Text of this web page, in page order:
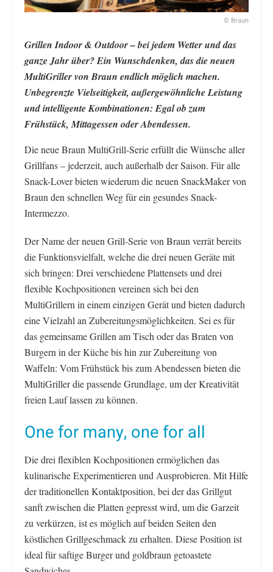
© Braun
Grillen Indoor & Outdoor – bei jedem Wetter und das
ganze Jahr über? Ein Wunschdenken, das die neuen
MultiGriller von Braun endlich möglich machen.
Unbegrenzte Vielseitigkeit, außergewöhnliche Leistung
und intelligente Kombinationen: Egal ob zum
Frühstück, Mittagessen oder Abendessen.
Die neue Braun MultiGrill-Serie erfüllt die Wünsche aller
Grillfans – jederzeit, auch außerhalb der Saison. Für alle
Snack-Lover bieten wiederum die neuen SnackMaker von
Braun den schnellen Weg für ein gesundes Snack-
Intermezzo.
Der Name der neuen Grill-Serie von Braun verrät bereits
die Funktionsvielfalt, welche die drei neuen Geräte mit
sich bringen: Drei verschiedene Plattensets und drei
flexible Kochpositionen vereinen sich bei den
MultiGrillern in einem einzigen Gerät und bieten dadurch
eine Vielzahl an Zubereitungsmöglichkeiten. Sei es für
das gemeinsame Grillen am Tisch oder das Braten von
Burgern in der Küche bis hin zur Zubereitung von
Waffeln: Vom Frühstück bis zum Abendessen bieten die
MultiGriller die passende Grundlage, um der Kreativität
freien Lauf lassen zu können.
One for many, one for all
Die drei flexiblen Kochpositionen ermöglichen das
kulinarische Experimentieren und Ausprobieren. Mit Hilfe
der traditionellen Kontaktposition, bei der das Grillgut
sanft zwischen die Platten gepresst wird, um die Garzeit
zu verkürzen, ist es möglich auf beiden Seiten den
köstlichen Grillgeschmack zu erhalten. Diese Position ist
ideal für saftige Burger und goldbraun getoastete